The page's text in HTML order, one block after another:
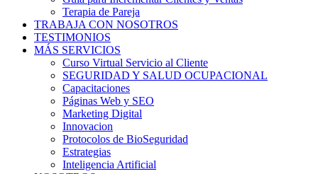
Terapia de Pareja
TRABAJA CON NOSOTROS
TESTIMONIOS
MÁS SERVICIOS
Curso Virtual Servicio al Cliente
SEGURIDAD Y SALUD OCUPACIONAL
Capacitaciones
Páginas Web y SEO
Marketing Digital
Innovacion
Protocolos de BioSeguridad
Estrategias
Inteligencia Artificial